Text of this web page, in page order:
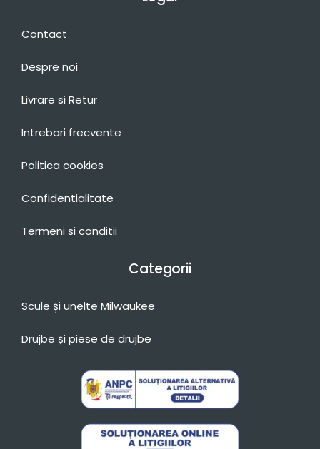
Contact
Despre noi
Livrare si Retur
Intrebari frecvente
Politica cookies
Confidentialitate
Termeni si conditii
Categorii
Scule și unelte Milwaukee
Drujbe și piese de drujbe